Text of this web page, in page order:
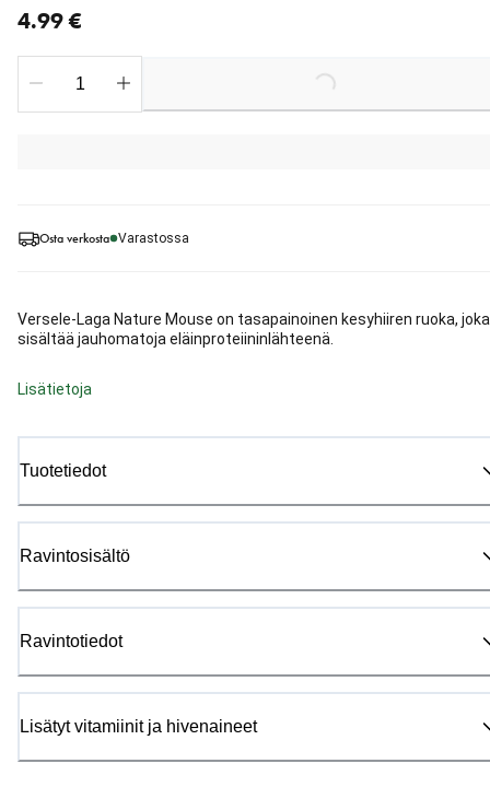
Osta verkosta Varastossa
Versele-Laga Nature Mouse on tasapainoinen kesyhiiren ruoka, joka
sisältää jauhomatoja eläinproteiininlähteenä.
Lisätietoja
Tuotetiedot
Ravintosisältö
Ravintotiedot
Lisätyt vitamiinit ja hivenaineet
4.99 €
Loading...